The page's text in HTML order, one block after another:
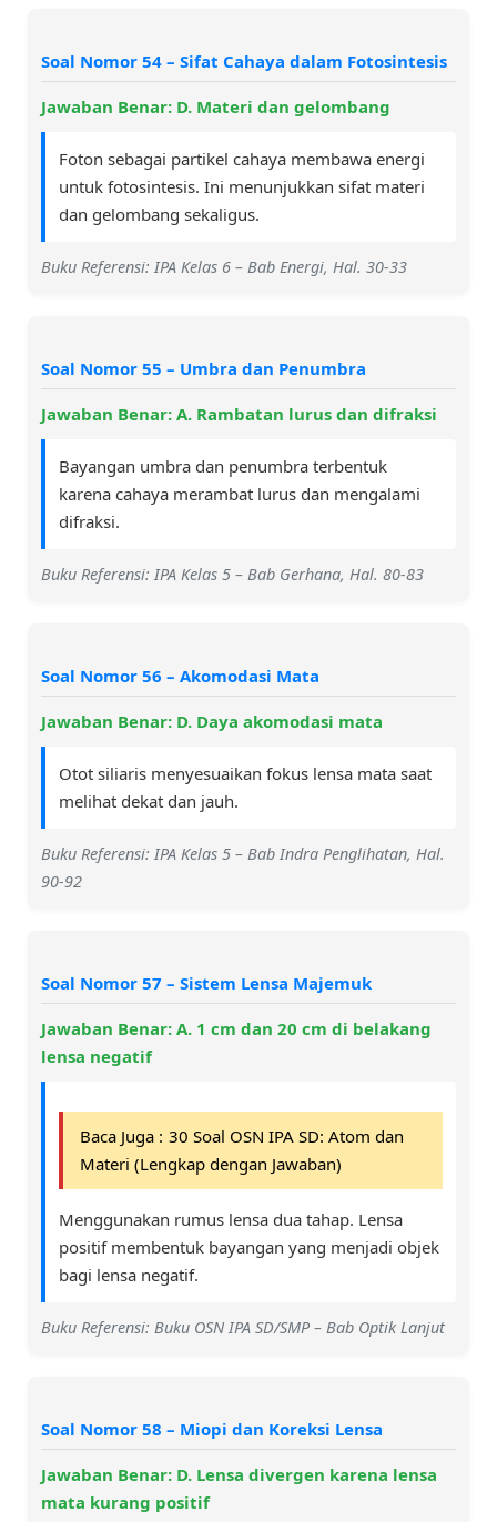
Soal Nomor 54 – Sifat Cahaya dalam Fotosintesis
Jawaban Benar: D. Materi dan gelombang
Foton sebagai partikel cahaya membawa energi
untuk fotosintesis. Ini menunjukkan sifat materi
dan gelombang sekaligus.
Buku Referensi: IPA Kelas 6 – Bab Energi, Hal. 30-33
Soal Nomor 55 – Umbra dan Penumbra
Jawaban Benar: A. Rambatan lurus dan difraksi
Bayangan umbra dan penumbra terbentuk
karena cahaya merambat lurus dan mengalami
difraksi.
Buku Referensi: IPA Kelas 5 – Bab Gerhana, Hal. 80-83
Soal Nomor 56 – Akomodasi Mata
Jawaban Benar: D. Daya akomodasi mata
Otot siliaris menyesuaikan fokus lensa mata saat
melihat dekat dan jauh.
Buku Referensi: IPA Kelas 5 – Bab Indra Penglihatan, Hal.
90-92
Soal Nomor 57 – Sistem Lensa Majemuk
Jawaban Benar: A. 1 cm dan 20 cm di belakang
lensa negatif
Baca Juga : 30 Soal OSN IPA SD: Atom dan
Materi (Lengkap dengan Jawaban)
Menggunakan rumus lensa dua tahap. Lensa
positif membentuk bayangan yang menjadi objek
bagi lensa negatif.
Buku Referensi: Buku OSN IPA SD/SMP – Bab Optik Lanjut
Soal Nomor 58 – Miopi dan Koreksi Lensa
Jawaban Benar: D. Lensa divergen karena lensa
mata kurang positif